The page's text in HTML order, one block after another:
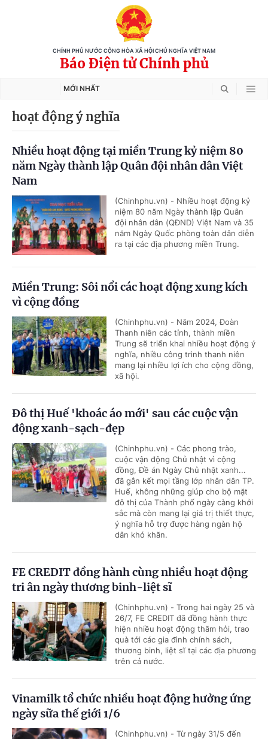
CHÍNH PHỦ NƯỚC CỘNG HÒA XÃ HỘI CHỦ NGHĨA VIỆT NAM
Báo Điện tử Chính phủ
MỚI NHẤT
hoạt động ý nghĩa
Nhiều hoạt động tại miền Trung kỷ niệm 80
năm Ngày thành lập Quân đội nhân dân Việt
Nam
(Chinhphu.vn) - Nhiều hoạt động kỷ
niệm 80 năm Ngày thành lập Quân
đội nhân dân (QĐND) Việt Nam và 35
năm Ngày Quốc phòng toàn dân diễn
ra tại các địa phương miền Trung.
Miền Trung: Sôi nổi các hoạt động xung kích
vì cộng đồng
(Chinhphu.vn) - Năm 2024, Đoàn
Thanh niên các tỉnh, thành miền
Trung sẽ triển khai nhiều hoạt động ý
nghĩa, nhiều công trình thanh niên
mang lại nhiều lợi ích cho cộng đồng,
xã hội.
Đô thị Huế 'khoác áo mới' sau các cuộc vận
động xanh-sạch-đẹp
(Chinhphu.vn) - Các phong trào,
cuộc vận động Chủ nhật vì cộng
đồng, Đề án Ngày Chủ nhật xanh...
đã gắn kết mọi tầng lớp nhân dân TP.
Huế, không những giúp cho bộ mặt
đô thị của Thành phố ngày càng khởi
sắc mà còn mang lại giá trị thiết thực,
ý nghĩa hỗ trợ được hàng ngàn hộ
dân khó khăn.
FE CREDIT đồng hành cùng nhiều hoạt động
tri ân ngày thương binh-liệt sĩ
(Chinhphu.vn) - Trong hai ngày 25 và
26/7, FE CREDIT đã đồng hành thực
hiện nhiều hoạt động thăm hỏi, trao
quà tới các gia đình chính sách,
thương binh, liệt sĩ tại các địa phương
trên cả nước.
Vinamilk tổ chức nhiều hoạt động hưởng ứng
ngày sữa thế giới 1/6
(Chinhphu.vn) - Từ ngày 31/5 đến